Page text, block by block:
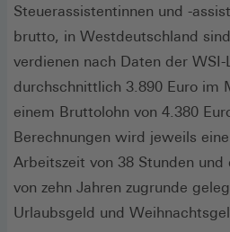
Steuerassistentinnen und -
brutto, in Westdeutschland
verdienen nach Daten der
durchschnittlich 3.890 Euro im
einem Bruttolohn von 4.380
Berechnungen wird jeweils
Arbeitszeit von 38 Stunden und
von zehn Jahren zugrunde
Urlaubsgeld und